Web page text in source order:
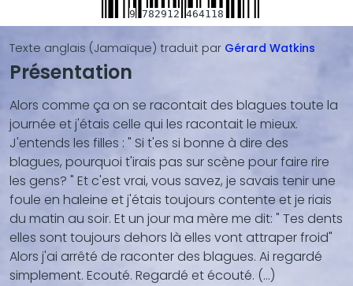
9 782912 464118
Texte anglais (Jamaïque) traduit par Gérard Watkins
Blocs
contenu
(texte,
vidéo,
...)
Présentation
Alors comme ça on se racontait des blagues toute la
journée et j'étais celle qui les racontait le mieux.
J'entends les filles : " Si t'es si bonne à dire des
blagues, pourquoi t'irais pas sur scène pour faire rire
les gens? " Et c'est vrai, vous savez, je savais tenir une
foule en haleine et j'étais toujours contente et je riais
du matin au soir. Et un jour ma mère me dit: " Tes dents
elles sont toujours dehors là elles vont attraper froid"
Alors j'ai arrêté de raconter des blagues. Ai regardé
simplement. Ecouté. Regardé et écouté. (...)